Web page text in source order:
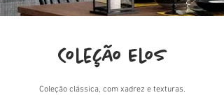
Coleção Elos
Coleção clássica, com xadrez e texturas.